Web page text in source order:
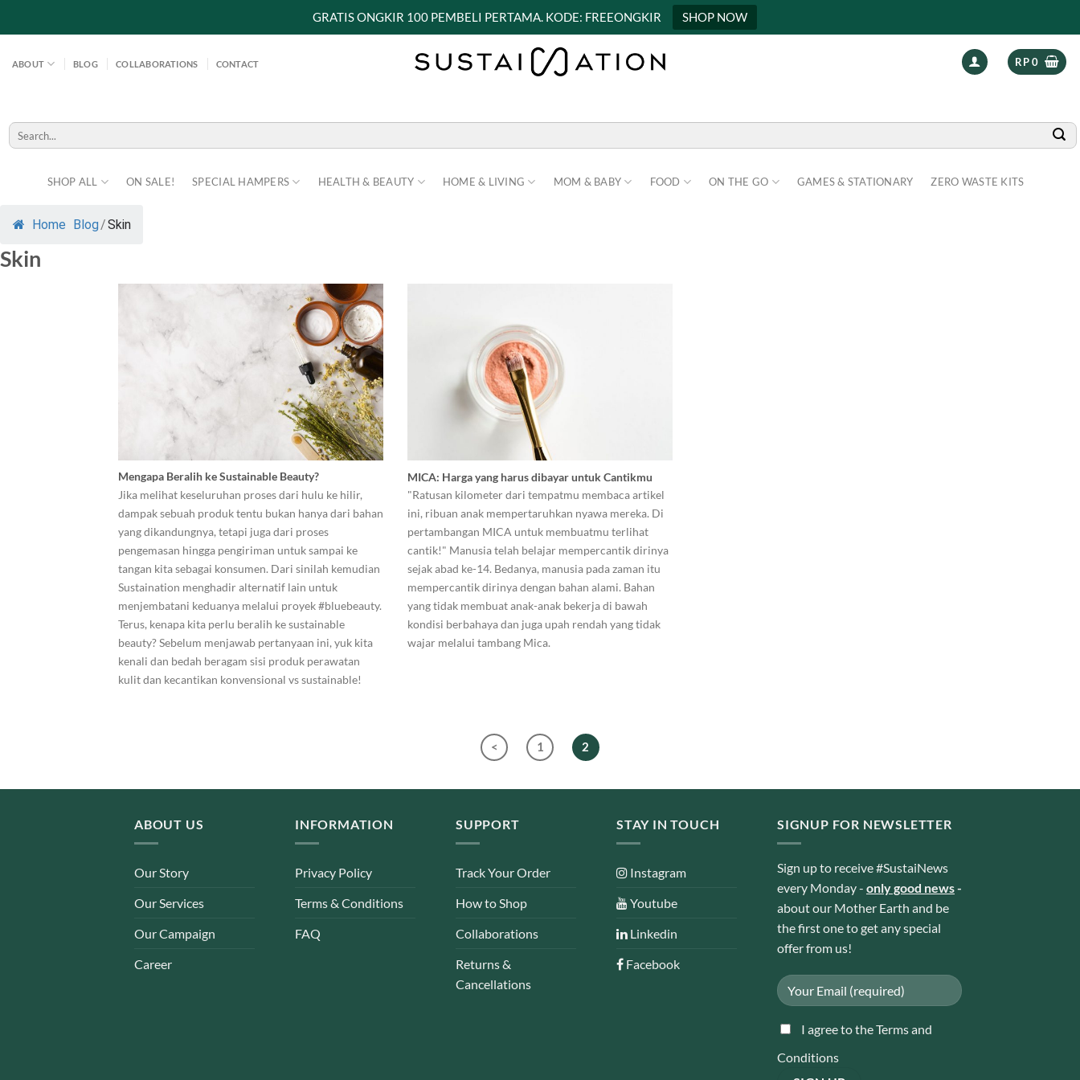
GRATIS ONGKIR 100 PEMBELI PERTAMA. KODE: FREEONGKIR SHOP NOW
ABOUT BLOG COLLABORATIONS CONTACT RP0
SHOP ALL ON SALE! SPECIAL HAMPERS HEALTH & BEAUTY HOME & LIVING MOM & BABY FOOD ON THE GO GAMES & STATIONARY ZERO WASTE KITS
Search
for:
Home Blog/Skin
Skin
Mengapa Beralih ke Sustainable Beauty?
Jika melihat keseluruhan proses dari hulu ke hilir,
dampak sebuah produk tentu bukan hanya dari bahan
yang dikandungnya, tetapi juga dari proses
pengemasan hingga pengiriman untuk sampai ke
tangan kita sebagai konsumen. Dari sinilah kemudian
Sustaination menghadir alternatif lain untuk
menjembatani keduanya melalui proyek #bluebeauty.
Terus, kenapa kita perlu beralih ke sustainable
beauty? Sebelum menjawab pertanyaan ini, yuk kita
kenali dan bedah beragam sisi produk perawatan
kulit dan kecantikan konvensional vs sustainable!
MICA: Harga yang harus dibayar untuk Cantikmu
"Ratusan kilometer dari tempatmu membaca artikel
ini, ribuan anak mempertaruhkan nyawa mereka. Di
pertambangan MICA untuk membuatmu terlihat
cantik!" Manusia telah belajar mempercantik dirinya
sejak abad ke-14. Bedanya, manusia pada zaman itu
mempercantik dirinya dengan bahan alami. Bahan
yang tidak membuat anak-anak bekerja di bawah
kondisi berbahaya dan juga upah rendah yang tidak
wajar melalui tambang Mica.
< 1 2
ABOUT US
Our Story
Our Services
Our Campaign
Career
INFORMATION
Privacy Policy
Terms & Conditions
FAQ
SUPPORT
Track Your Order
How to Shop
Collaborations
Returns &
Cancellations
STAY IN TOUCH
Instagram
Youtube
Linkedin
Facebook
SIGNUP FOR NEWSLETTER
Sign up to receive #SustaiNews
every Monday - only good news-
about our Mother Earth and be
the first one to get any special
offer from us!
I agree to the Terms and
Conditions